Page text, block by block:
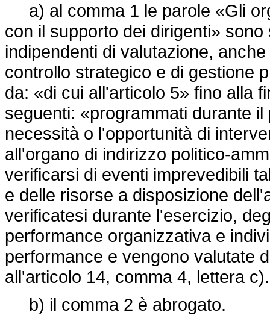
a) al comma 1 le parole «Gli
con il supporto dei dirigenti»
indipendenti di valutazione,
controllo strategico e di gestione
da: «di cui all'articolo 5» fino alla
seguenti: «programmati durante
necessità o l'opportunità di
all'organo di indirizzo politico-
verificarsi di eventi imprevedibili
e delle risorse a disposizione
verificatesi durante l'esercizio,
performance organizzativa e
performance e vengono valutate
all'articolo 14, comma 4, lettera
b) il comma 2 è abrogato.